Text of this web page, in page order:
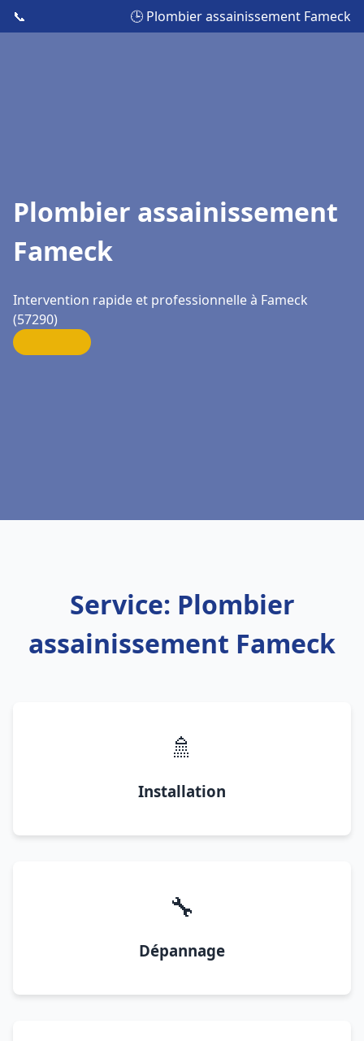
📞 🕒 Plombier assainissement Fameck
Plombier assainissement
Fameck
Intervention rapide et professionnelle à Fameck
(57290)
Service: Plombier
assainissement Fameck
🚿
Installation
🔧
Dépannage